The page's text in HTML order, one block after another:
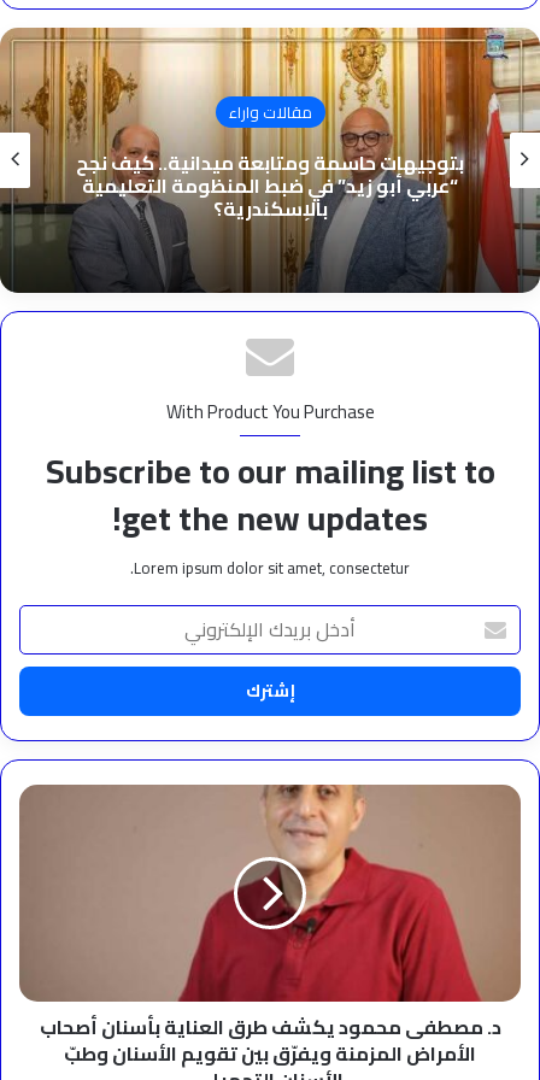
مقالات واراء
بتوجيهات حاسمة ومتابعة ميدانية.. كيف نجح
“عربي أبو زيد” في ضبط المنظومة التعليمية
بالإسكندرية؟
With Product You Purchase
Subscribe to our mailing list to
get the new updates!
Lorem ipsum dolor sit amet, consectetur.
أدخل
بريدك
الإلكتروني
د.
الأمراض
المزمنة
د. مصطفى محمود يكشف طرق العناية بأسنان أصحاب
الأمراض المزمنة ويفرّق بين تقويم الأسنان وطبّ